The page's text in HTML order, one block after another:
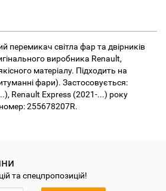
перемикач світла фар та двірників
виробника Renault,
матеріалу. Підходить на
фари). Застосовується:
Renault Express (2021-...) року
255678207R.
та спецпропозицій!